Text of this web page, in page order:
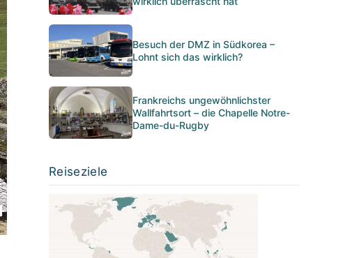
Besuch der DMZ in Südkorea –
Lohnt sich das wirklich?
Frankreichs ungewöhnlichster
Wallfahrtsort – die Chapelle Notre-
Dame-du-Rugby
Reiseziele